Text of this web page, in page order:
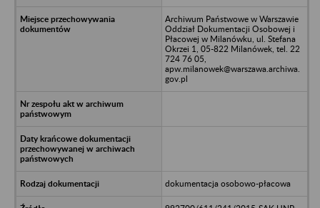
Archiwum Państwowe w Warszawie
Oddział Dokumentacji Osobowej i
Płacowej w Milanówku, ul. Stefana
Okrzei 1, 05-822 Milanówek, tel. 22
724 76 05,
apw.milanowek@warszawa.archiwa.
gov.pl
dokumentacja osobowo-płacowa